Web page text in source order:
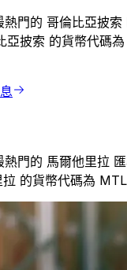
門的 哥倫比亞披索
披索 的貨幣代碼
熱門的 馬爾他里拉
的貨幣代碼為 MTL